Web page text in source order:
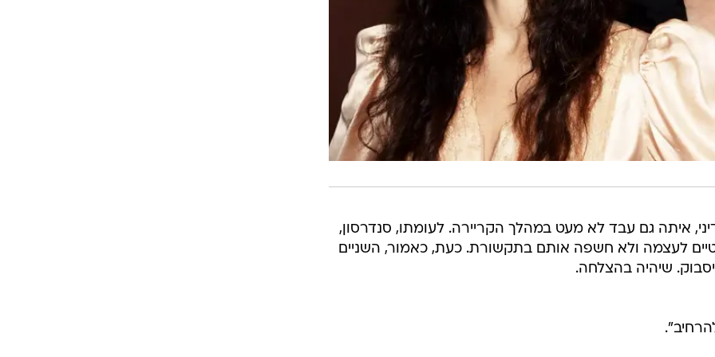
איתה גם עבד לא מעט במהלך הקריירה. לעומתו, סנדרסון,
לעצמה ולא חשפה אותם בתקשורת. כעת, כאמור, השניים
שיהיה בהצלחה.